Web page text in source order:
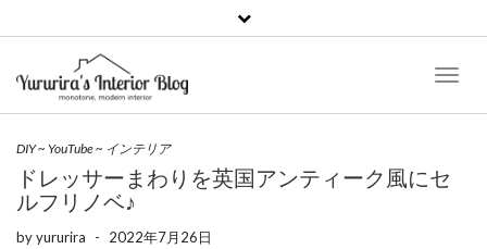
DIY~ YouTube~ インテリア
ドレッサーまわりを英国アンティーク風にセ
ルフリノベ♪
byyururira - 2022年7月26日